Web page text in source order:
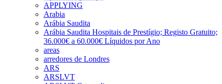
APPLYING
Arabia
Arábia Saudita
Arábia Saudita Hospitais de Prestígio; Registo Gratuito;
36.000€ a 60.000€ Líquidos por Ano
areas
arredores de Londres
ARS
ARSLVT